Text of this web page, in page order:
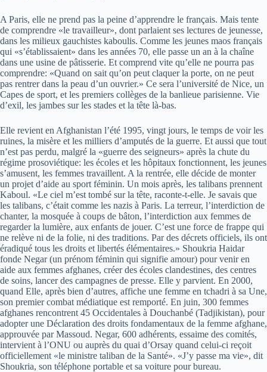
A Paris, elle ne prend pas la peine d’apprendre le français. Mais tente
de comprendre «le travailleur», dont parlaient ses lectures de jeunesse,
dans les milieux gauchistes kaboulis. Comme les jeunes maos français
qui «s’établissaient» dans les années 70, elle passe un an à la chaîne
dans une usine de pâtisserie. Et comprend vite qu’elle ne pourra pas
comprendre: «Quand on sait qu’on peut claquer la porte, on ne peut
pas rentrer dans la peau d’un ouvrier.» Ce sera l’université de Nice, un
Capes de sport, et les premiers collèges de la banlieue parisienne. Vie
d’exil, les jambes sur les stades et la tête là-bas.
Elle revient en Afghanistan l’été 1995, vingt jours, le temps de voir les
ruines, la misère et les milliers d’amputés de la guerre. Et aussi que tout
n’est pas perdu, malgré la «guerre des seigneurs» après la chute du
régime prosoviétique: les écoles et les hôpitaux fonctionnent, les jeunes
s’amusent, les femmes travaillent. A la rentrée, elle décide de monter
un projet d’aide au sport féminin. Un mois après, les talibans prennent
Kaboul. «Le ciel m’est tombé sur la tête, raconte-t-elle. Je savais que
les talibans, c’était comme les nazis à Paris. La terreur, l’interdiction de
chanter, la mosquée à coups de bâton, l’interdiction aux femmes de
regarder la lumière, aux enfants de jouer. C’est une force de frappe qui
ne relève ni de la folie, ni des traditions. Par des décrets officiels, ils ont
éradiqué tous les droits et libertés élémentaires.» Shoukria Haidar
fonde Negar (un prénom féminin qui signifie amour) pour venir en
aide aux femmes afghanes, créer des écoles clandestines, des centres
de soins, lancer des campagnes de presse. Elle y parvient. En 2000,
quand Elle, après bien d’autres, affiche une femme en tchadri à sa Une,
son premier combat médiatique est remporté. En juin, 300 femmes
afghanes rencontrent 45 Occidentales à Douchanbé (Tadjikistan), pour
adopter une Déclaration des droits fondamentaux de la femme afghane,
approuvée par Massoud. Negar, 600 adhérents, essaime des comités,
intervient à l’ONU ou auprès du quai d’Orsay quand celui-ci reçoit
officiellement «le ministre taliban de la Santé». «J’y passe ma vie», dit
Shoukria, son téléphone portable et sa voiture pour bureau.